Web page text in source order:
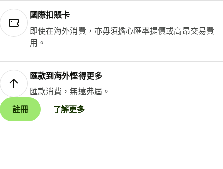
國際扣賬卡
即使在海外消費，亦毋須擔心匯率提價或高昂交易費
用。
匯款到海外慳得更多
匯款消費，無遠弗屆。
註冊
了解更多